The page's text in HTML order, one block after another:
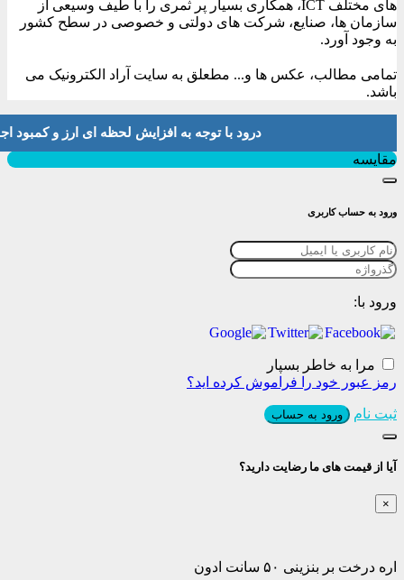
های مختلف ICT، همکاری بسیار پر ثمری را با طیف وسیعی از
سازمان ها، صنایع، شرکت های دولتی و خصوصی در سطح کشور
به وجود آورد.
تمامی مطالب، عکس ها و... مطعلق به سایت آراد الکترونیک می
باشد.
درود با توجه به افزایش لحظه ای ارز و کمبود اجناس لطفا موجودی
مقایسه
ورود به حساب کاربری
ورود با:
مرا به خاطر بسپار
رمز عبور خود را فراموش کرده اید؟
ثبت نام ورود به حساب
آیا از قیمت های ما رضایت دارید؟
×
اره درخت بر بنزینی ۵۰ سانت ادون